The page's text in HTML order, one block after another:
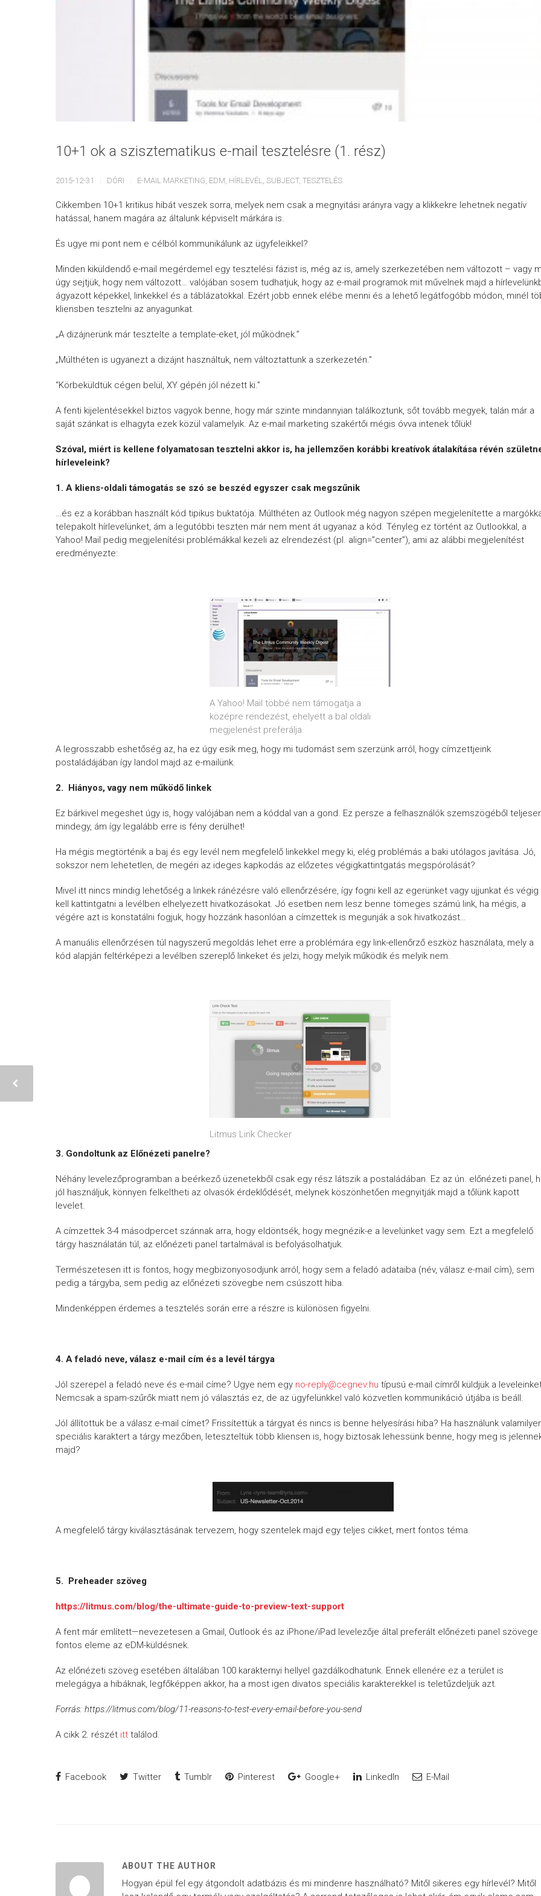
10+1 ok a szisztematikus e-mail tesztelésre (1. rész)
2015-12-31 DÓRI E-MAIL MARKETING, EDM, HÍRLEVÉL, SUBJECT, TESZTELÉS
Cikkemben 10+1 kritikus hibát veszek sorra, melyek nem csak a megnyitási arányra vagy a klikkekre lehetnek negatív
hatással, hanem magára az általunk képviselt márkára is.
És ugye mi pont nem e célból kommunikálunk az ügyfeleikkel?
Minden kiküldendő e-mail megérdemel egy tesztelési fázist is, még az is, amely szerkezetében nem változott – vagy
úgy sejtjük, hogy nem változott… valójában sosem tudhatjuk, hogy az e-mail programok mit művelnek majd a
ágyazott képekkel, linkekkel és a táblázatokkal. Ezért jobb ennek elébe menni és a lehető legátfogóbb módon, minél
kliensben tesztelni az anyagunkat.
„A dizájnerünk már tesztelte a template-eket, jól működnek.”
„Múlthéten is ugyanezt a dizájnt használtuk, nem változtattunk a szerkezetén.”
“Körbeküldtük cégen belül, XY gépén jól nézett ki.”
A fenti kijelentésekkel biztos vagyok benne, hogy már szinte mindannyian találkoztunk, sőt tovább megyek, talán már a
saját szánkat is elhagyta ezek közül valamelyik. Az e-mail marketing szakértői mégis óvva intenek tőlük!
Szóval, miért is kellene folyamatosan tesztelni akkor is, ha jellemzően korábbi kreatívok átalakítása révén
hírleveleink?
1. A kliens-oldali támogatás se szó se beszéd egyszer csak megszűnik
…és ez a korábban használt kód tipikus buktatója. Múlthéten az Outlook még nagyon szépen megjelenítette a
telepakolt hírlevelünket, ám a legutóbbi teszten már nem ment át ugyanaz a kód. Tényleg ez történt az Outlookkal, a
Yahoo! Mail pedig megjelenítési problémákkal kezeli az elrendezést (pl. align=”center”), ami az alábbi megjelenítést
eredményezte:
A Yahoo! Mail többé nem támogatja a
középre rendezést, ehelyett a bal oldali
megjelenést preferálja.
A legrosszabb eshetőség az, ha ez úgy esik meg, hogy mi tudomást sem szerzünk arról, hogy címzettjeink
postaládájában így landol majd az e-mailünk.
2. Hiányos, vagy nem működő linkek
Ez bárkivel megeshet úgy is, hogy valójában nem a kóddal van a gond. Ez persze a felhasználók szemszögéből
mindegy, ám így legalább erre is fény derülhet!
Ha mégis megtörténik a baj és egy levél nem megfelelő linkekkel megy ki, elég problémás a baki utólagos javítása. Jó,
sokszor nem lehetetlen, de megéri az ideges kapkodás az előzetes végigkattintgatás megspórolását?
Mivel itt nincs mindig lehetőség a linkek ránézésre való ellenőrzésére, így fogni kell az egerünket vagy ujjunkat és végig
kell kattintgatni a levélben elhelyezett hivatkozásokat. Jó esetben nem lesz benne tömeges számú link, ha mégis, a
végére azt is konstatálni fogjuk, hogy hozzánk hasonlóan a címzettek is megunják a sok hivatkozást…
A manuális ellenőrzésen túl nagyszerű megoldás lehet erre a problémára egy link-ellenőrző eszköz használata, mely a
kód alapján feltérképezi a levélben szereplő linkeket és jelzi, hogy melyik működik és melyik nem.
Litmus Link Checker
3. Gondoltunk az Előnézeti panelre?
Néhány levelezőprogramban a beérkező üzenetekből csak egy rész látszik a postaládában. Ez az ún. előnézeti panel,
jól használjuk, könnyen felkeltheti az olvasók érdeklődését, melynek köszönhetően megnyitják majd a tőlünk kapott
levelet.
A címzettek 3-4 másodpercet szánnak arra, hogy eldöntsék, hogy megnézik-e a levelünket vagy sem. Ezt a megfelelő
tárgy használatán túl, az előnézeti panel tartalmával is befolyásolhatjuk.
Természetesen itt is fontos, hogy megbizonyosodjunk arról, hogy sem a feladó adataiba (név, válasz e-mail cím), sem
pedig a tárgyba, sem pedig az előnézeti szövegbe nem csúszott hiba.
Mindenképpen érdemes a tesztelés során erre a részre is különösen figyelni.
4. A feladó neve, válasz e-mail cím és a levél tárgya
Jól szerepel a feladó neve és e-mail címe? Ugye nem egy no-reply@cegnev.hu típusú e-mail címről küldjük a
Nemcsak a spam-szűrők miatt nem jó választás ez, de az ügyfelünkkel való közvetlen kommunikáció útjába is beáll.
Jól állítottuk be a válasz e-mail címet? Frissítettük a tárgyat és nincs is benne helyesírási hiba? Ha használunk
speciális karaktert a tárgy mezőben, leteszteltük több kliensen is, hogy biztosak lehessünk benne, hogy meg is
majd?
A megfelelő tárgy kiválasztásának tervezem, hogy szentelek majd egy teljes cikket, mert fontos téma.
5. Preheader szöveg
https://litmus.com/blog/the-ultimate-guide-to-preview-text-support
A fent már említett—nevezetesen a Gmail, Outlook és az iPhone/iPad levelezője által preferált előnézeti panel szövege
fontos eleme az eDM-küldésnek.
Az előnézeti szöveg esetében általában 100 karakternyi hellyel gazdálkodhatunk. Ennek ellenére ez a terület is
melegágya a hibáknak, legfőképpen akkor, ha a most igen divatos speciális karakterekkel is teletűzdeljük azt.
Forrás: https://litmus.com/blog/11-reasons-to-test-every-email-before-you-send
A cikk 2. részét itt találod.
Facebook Twitter Tumblr Pinterest Google+ LinkedIn E-Mail
ABOUT THE AUTHOR
Hogyan épül fel egy átgondolt adatbázis és mi mindenre használható? Mitől sikeres egy hírlevél? Mitől